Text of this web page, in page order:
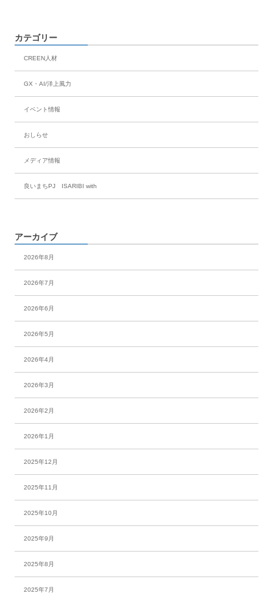
カテゴリー
CREEN人材
GX・AI/洋上風力
イベント情報
おしらせ
メディア情報
良いまちPJ ISARIBI with
アーカイブ
2026年8月
2026年7月
2026年6月
2026年5月
2026年4月
2026年3月
2026年2月
2026年1月
2025年12月
2025年11月
2025年10月
2025年9月
2025年8月
2025年7月